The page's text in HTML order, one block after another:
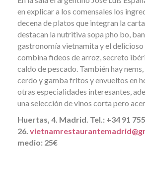
en explicar a los comensales los
decena de platos que integran la
destacan la nutritiva sopa pho bo,
gastronomía vietnamita y el delicioso
combina fideos de arroz, secreto
caldo de pescado. También hay
cerdo y gamba fritos y envueltos en
otras especialidades interesantes,
una selección de vinos corta pero
Huertas, 4. Madrid. Tel.: +34 91
26.
medio: 25€